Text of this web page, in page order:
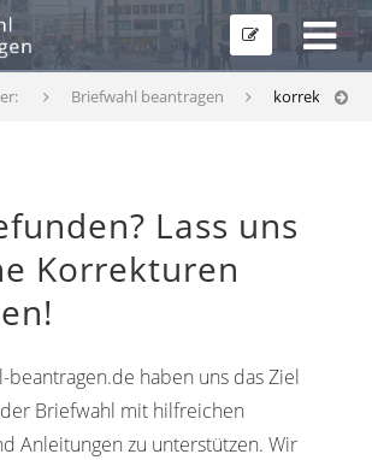
Briefwahl beantragen
Lass uns
Korrekturen
haben uns das Ziel
Briefwahl mit hilfreichen
Anleitungen zu unterstützen. Wir